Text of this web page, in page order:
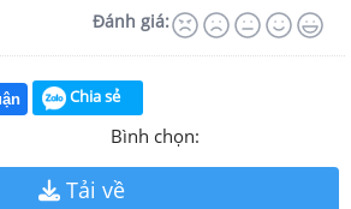
Đánh giá:
Chia sẻ
Bình chọn:
Tải về